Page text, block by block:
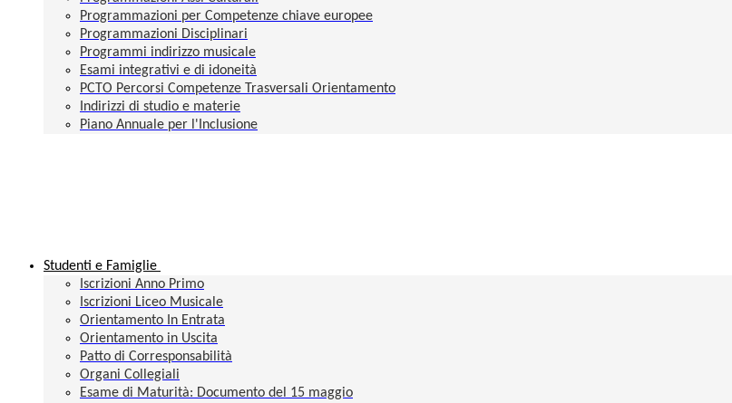
Programmazioni per Competenze chiave europee
Programmazioni Disciplinari
Programmi indirizzo musicale
Esami integrativi e di idoneità
PCTO Percorsi Competenze Trasversali Orientamento
Indirizzi di studio e materie
Piano Annuale per l'Inclusione
Studenti e Famiglie
Iscrizioni Anno Primo
Iscrizioni Liceo Musicale
Orientamento In Entrata
Orientamento in Uscita
Patto di Corresponsabilità
Organi Collegiali
Esame di Maturità: Documento del 15 maggio